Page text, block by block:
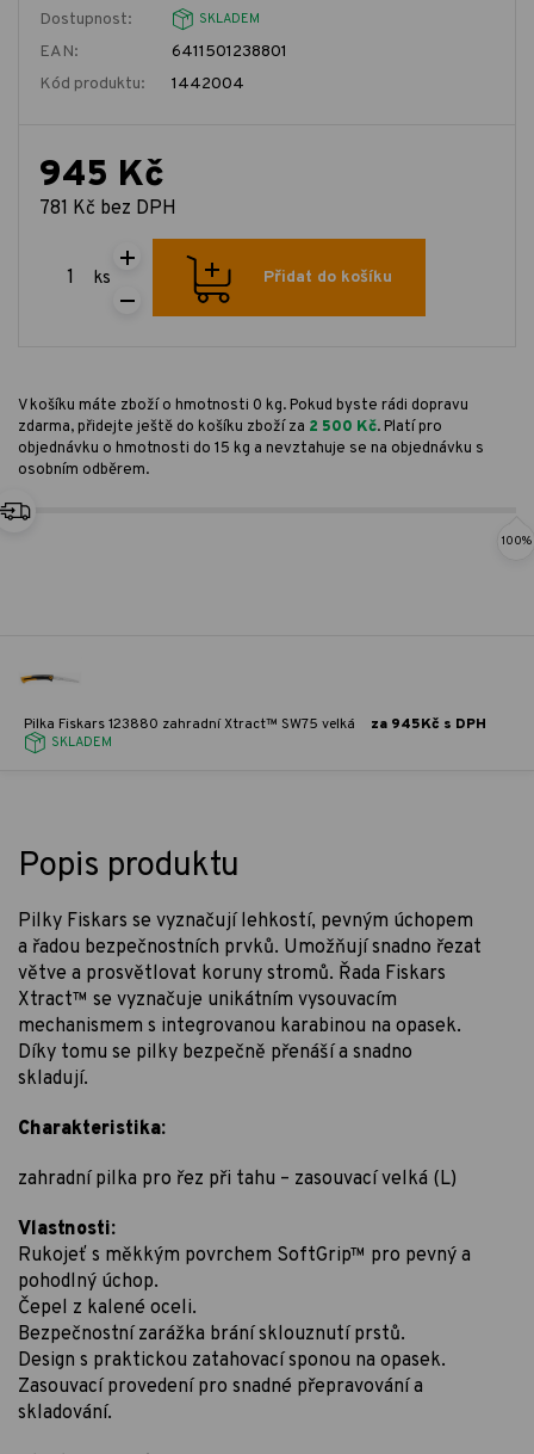
Dostupnost:
SKLADEM
EAN:
6411501238801
Kód produktu:
1442004
945 Kč
781 Kč bez DPH
ks Přidat do košíku
V košíku máte zboží o hmotnosti 0 kg. Pokud byste rádi dopravu
zdarma, přidejte ještě do košíku zboží za 2 500 Kč. Platí pro
objednávku o hmotnosti do 15 kg a nevztahuje se na objednávku s
osobním odběrem.
100%
Pilka Fiskars 123880 zahradní Xtract™ SW75 velká za 945Kč s DPH
SKLADEM
Popis produktu
Pilky Fiskars se vyznačují lehkostí, pevným úchopem
a řadou bezpečnostních prvků. Umožňují snadno řezat
větve a prosvětlovat koruny stromů. Řada Fiskars
Xtract™ se vyznačuje unikátním vysouvacím
mechanismem s integrovanou karabinou na opasek.
Díky tomu se pilky bezpečně přenáší a snadno
skladují.
Charakteristika:
zahradní pilka pro řez při tahu – zasouvací velká (L)
Vlastnosti:
Rukojeť s měkkým povrchem SoftGrip™ pro pevný a
pohodlný úchop.
Čepel z kalené oceli.
Bezpečnostní zarážka brání sklouznutí prstů.
Design s praktickou zatahovací sponou na opasek.
Zasouvací provedení pro snadné přepravování a
skladování.